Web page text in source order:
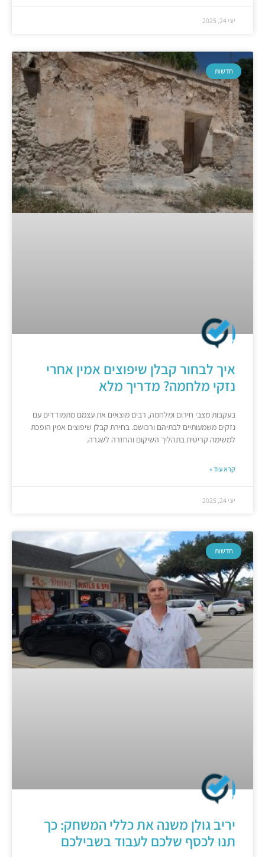
יוני 24, 2025
חדשות
איך לבחור קבלן שיפוצים אמין אחרי
נזקי מלחמה? מדריך מלא
בעקבות מצבי חירום ומלחמה, רבים מוצאים את עצמם מתמודדים עם
נזקים משמעותיים לבתיהם ורכושם. בחירת קבלן שיפוצים אמין הופכת
למשימה קריטית בתהליך השיקום והחזרה לשגרה.
קרא עוד »
יוני 24, 2025
חדשות
יריב גולן משנה את כללי המשחק: כך
תנו לכסף שלכם לעבוד בשבילכם